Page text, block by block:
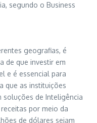
segundo o Business
geografias, é
de que investir em
e é essencial para
que as instituições
soluções de Inteligência
por meio da
de dólares sejam